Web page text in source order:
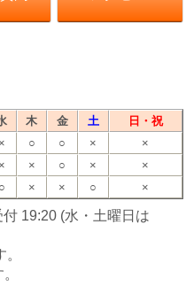
木 金 土
日・祝
× ○ ○ ×
×
× × ○ ×
×
○ × × ○ ×
19:20 (水・土曜日は